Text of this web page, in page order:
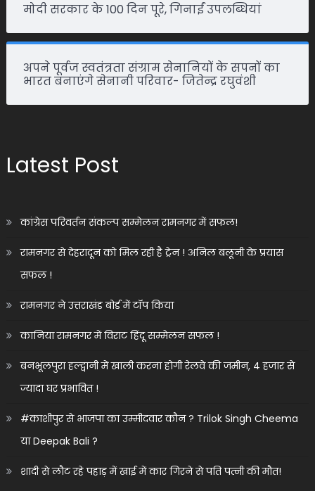
मोदी सरकार के 100 दिन पूरे, गिनाईं उपलब्धियां
अपने पूर्वज स्वतंत्रता संग्राम सेनानियों के सपनों का
भारत बनाएंगे सेनानी परिवार- जितेन्द्र रघुवंशी
Latest Post
कांग्रेस परिवर्तन संकल्प सम्मेलन रामनगर में सफल!
रामनगर से देहरादून को मिल रही है ट्रेन ! अनिल बलूनी के प्रयास
सफल !
रामनगर ने उत्तराखंड बोर्ड में टॉप किया
कानिया रामनगर में विराट हिंदू सम्मेलन सफल !
बनभूलपुरा हल्द्वानी में खाली करना होगी रेलवे की जमीन, 4 हजार से
ज्यादा घर प्रभावित !
#काशीपुर से भाजपा का उम्मीदवार कौन ? Trilok Singh Cheema
या Deepak Bali ?
शादी से लौट रहे पहाड़ में खाई में कार गिरने से पति पत्नी की मौत!